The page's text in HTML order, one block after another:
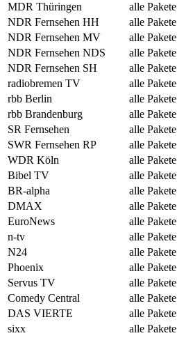
MDR Thüringen
alle Pakete
NDR Fernsehen HH
alle Pakete
NDR Fernsehen MV
alle Pakete
NDR Fernsehen NDS
alle Pakete
NDR Fernsehen SH
alle Pakete
radiobremen TV
alle Pakete
rbb Berlin
alle Pakete
rbb Brandenburg
alle Pakete
SR Fernsehen
alle Pakete
SWR Fernsehen RP
alle Pakete
WDR Köln
alle Pakete
Bibel TV
alle Pakete
BR-alpha
alle Pakete
DMAX
alle Pakete
EuroNews
alle Pakete
n-tv
alle Pakete
N24
alle Pakete
Phoenix
alle Pakete
Servus TV
alle Pakete
Comedy Central
alle Pakete
DAS VIERTE
alle Pakete
sixx
alle Pakete